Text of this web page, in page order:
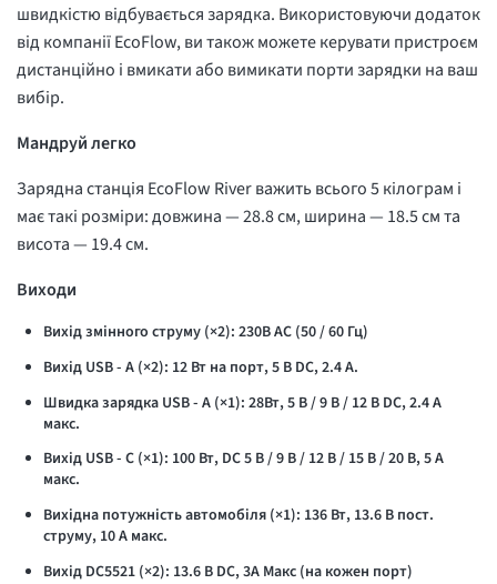
швидкістю відбувається зарядка. Використовуючи додаток
від компанії EcoFlow, ви також можете керувати пристроєм
дистанційно і вмикати або вимикати порти зарядки на ваш
вибір.
Мандруй легко
Зарядна станція EcoFlow River важить всього 5 кілограм і
має такі розміри: довжина — 28.8 см, ширина — 18.5 см та
висота — 19.4 см.
Виходи
Вихід змінного струму (×2): 230В AC (50 / 60 Гц)
Вихід USB - A (×2): 12 Вт на порт, 5 В DC, 2.4 А.
Швидка зарядка USB - A (×1): 28Вт, 5 В / 9 В / 12 В DC, 2.4 А
макс.
Вихід USB - C (×1): 100 Вт, DC 5 В / 9 В / 12 В / 15 В / 20 В, 5 А
макс.
Вихідна потужність автомобіля (×1): 136 Вт, 13.6 В пост.
струму, 10 А макс.
Вихід DC5521 (×2): 13.6 В DС, 3А Макс (на кожен порт)